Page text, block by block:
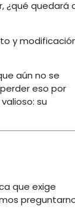
¿qué quedará
y
aún no se
eso por
su
que exige